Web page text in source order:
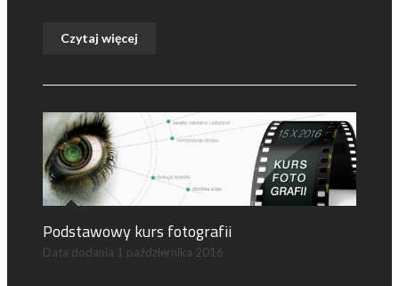
Czytaj więcej
Podstawowy kurs fotografii
Data dodania 1 października 2016